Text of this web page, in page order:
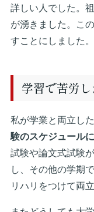
詳しい人でした。
が湧きました。こ
すことにしました。
学習で苦労
私が学業と両立した
験のスケジュール
試験や論文式試験
し、その他の学期
リハリをつけて両